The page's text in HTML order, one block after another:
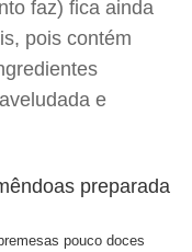
faz) fica ainda
pois contém
e
pouco doces